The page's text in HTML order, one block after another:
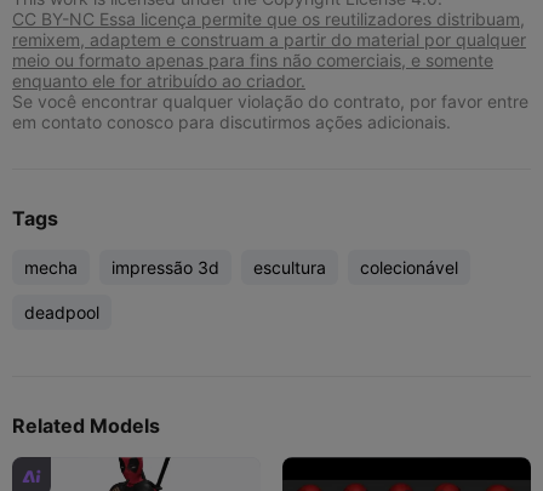
CC BY-NC Essa licença permite que os reutilizadores distribuam,
remixem, adaptem e construam a partir do material por qualquer
meio ou formato apenas para fins não comerciais, e somente
enquanto ele for atribuído ao criador.
Se você encontrar qualquer violação do contrato, por favor entre
em contato conosco para discutirmos ações adicionais.
Tags
mecha impressão 3d escultura colecionável
deadpool
Related Models
